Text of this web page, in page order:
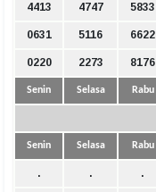
4413 4747 5833
0631 5116 6622
0220 2273 8176
Senin Selasa Rabu
Senin Selasa Rabu
. . .